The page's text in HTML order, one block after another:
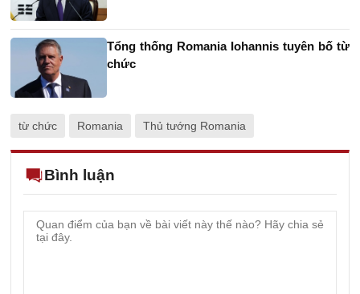
Tổng thống Romania Iohannis tuyên bố từ
chức
từ chức Romania Thủ tướng Romania
Bình luận